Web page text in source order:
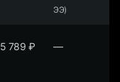
ЭЭ)
789 ₽ —